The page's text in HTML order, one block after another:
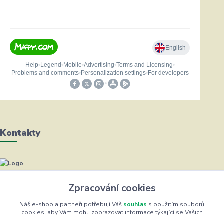
Kontakty
+420 604 711 491
(Po-Čt, 8-16 hod.)
info@zufrik.cz
Zpracování cookies
Náš e-shop a partneři potřebují Váš souhlas s použitím souborů
cookies, aby Vám mohli zobrazovat informace týkající se Vašich